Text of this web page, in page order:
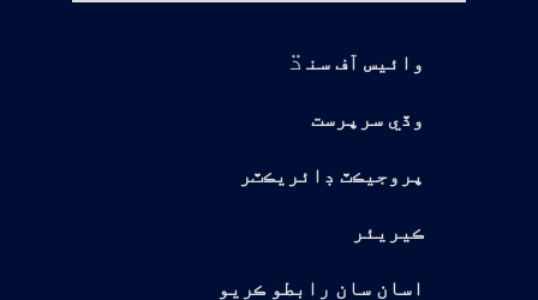
وائيس آف سن ڌ
وڏي سرپرست
پروجيڪٽ ڊائريڪٽر
ڪيريئر
اسان سان رابطو ڪريو